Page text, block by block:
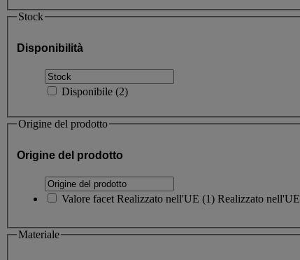
Stock
Disponibilità
Disponibile (2)
Origine del prodotto
Origine del prodotto
Valore facet Realizzato nell'UE (1) Realizzato nell'UE
Materiale